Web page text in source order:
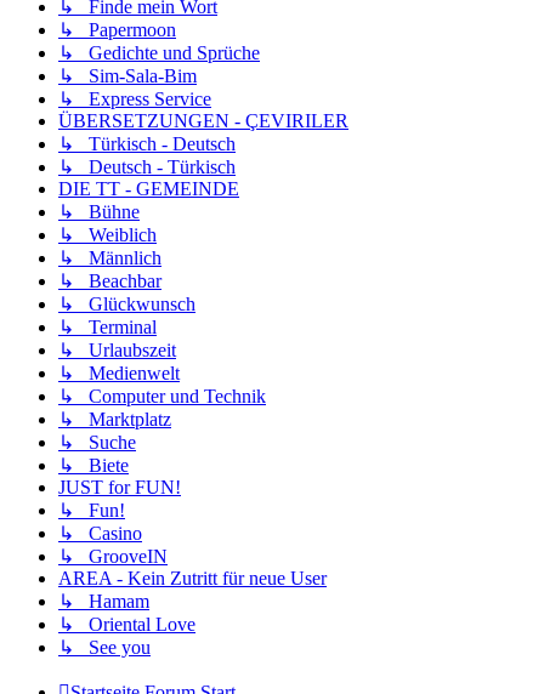
↳ Finde mein Wort
↳ Papermoon
↳ Gedichte und Sprüche
↳ Sim-Sala-Bim
↳ Express Service
ÜBERSETZUNGEN - ÇEVIRILER
↳ Türkisch - Deutsch
↳ Deutsch - Türkisch
DIE TT - GEMEINDE
↳ Bühne
↳ Weiblich
↳ Männlich
↳ Beachbar
↳ Glückwunsch
↳ Terminal
↳ Urlaubszeit
↳ Medienwelt
↳ Computer und Technik
↳ Marktplatz
↳ Suche
↳ Biete
JUST for FUN!
↳ Fun!
↳ Casino
↳ GrooveIN
AREA - Kein Zutritt für neue User
↳ Hamam
↳ Oriental Love
↳ See you